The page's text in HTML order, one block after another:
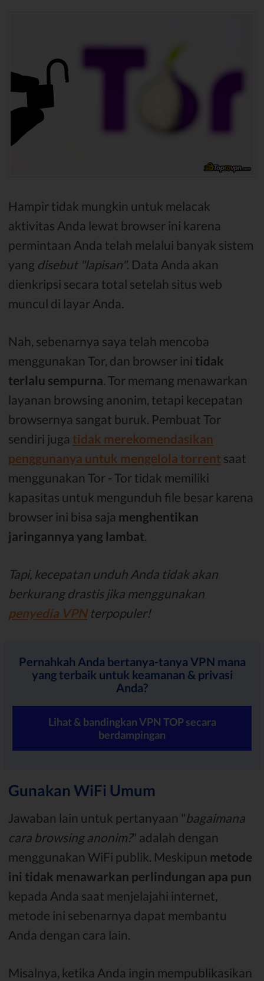
Hampir tidak mungkin untuk melacak
aktivitas Anda lewat browser ini karena
permintaan Anda telah melalui banyak sistem
yang disebut "lapisan". Data Anda akan
dienkripsi secara total setelah situs web
muncul di layar Anda.
Nah, sebenarnya saya telah mencoba
menggunakan Tor, dan browser ini tidak
terlalu sempurna . Tor memang menawarkan
layanan browsing anonim, tetapi kecepatan
browsernya sangat buruk. Pembuat Tor
sendiri juga tidak merekomendasikan
penggunanya untuk mengelola torrent saat
menggunakan Tor - Tor tidak memiliki
kapasitas untuk mengunduh file besar karena
browser ini bisa saja menghentikan
jaringannya yang lambat
Tapi, kecepatan unduh Anda tidak akan
berkurang drastis jika menggunakan
penyedia VPNterpopuler!
Pernahkah Anda bertanya-tanya VPN mana
yang terbaik untuk keamanan & privasi
Anda?
Lihat & bandingkan VPN TOP secara
berdampingan
Gunakan WiFi Umum
Jawaban lain untuk pertanyaan "bagaimana
cara browsing anonim?" adalah dengan
menggunakan WiFi publik. Meskipun metode
ini tidak menawarkan perlindungan apa pun
kepada Anda saat menjelajahi internet,
metode ini sebenarnya dapat membantu
Anda dengan cara lain.
Misalnya, ketika Anda ingin mempublikasikan